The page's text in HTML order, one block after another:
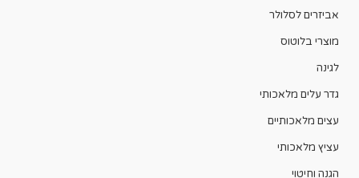
אביזרים לסלולר
מוצרי בלוטוס
לגינה
גדר עלים מלאכותי
עצים מלאכותיים
עציץ מלאכותי
הגנה וחיטוי